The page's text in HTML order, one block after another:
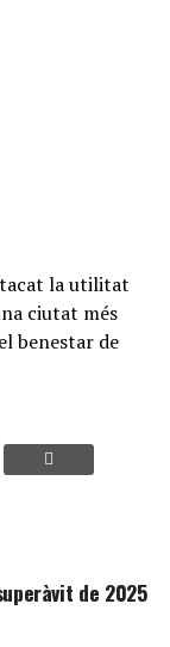
la utilitat
ciutat més
benestar de
de 2025